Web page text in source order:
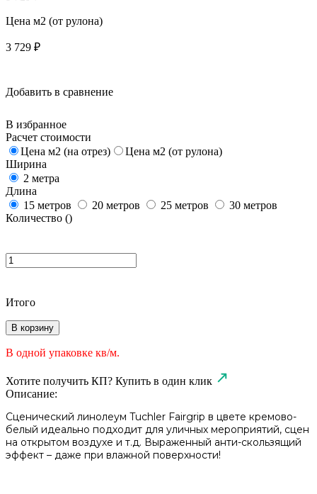
Цена м2 (от рулона)
3 729 ₽
Добавить в сравнение
В избранное
Расчет стоимости
Цена м2 (на отрез)
Цена м2 (от рулона)
Ширина
2 метра
Длина
15 метров
20 метров 25 метров
30 метров
Количество ()
Итого
В корзину
В одной упаковке кв/м.
Хотите получить КП? Купить в один клик
Описание:
Сценический линолеум Tuchler Fairgrip в цвете кремово-
белый идеально подходит для уличных мероприятий, сцен
на открытом воздухе и т.д. Выраженный анти-скользящий
эффект – даже при влажной поверхности!